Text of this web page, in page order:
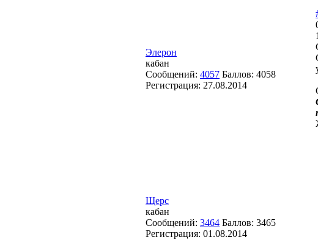
Элерон
кабан
Сообщений: 4057 Баллов: 4058
Регистрация: 27.08.2014
Щерс
кабан
Сообщений: 3464 Баллов: 3465
Регистрация: 01.08.2014